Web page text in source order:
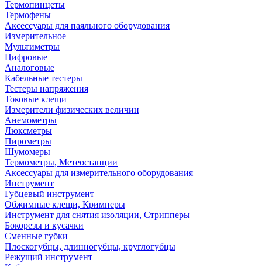
Термопинцеты
Термофены
Аксессуары для паяльного оборудования
Измерительное
Мультиметры
Цифровые
Аналоговые
Кабельные тестеры
Тестеры напряжения
Токовые клещи
Измерители физических величин
Анемометры
Люксметры
Пирометры
Шумомеры
Термометры, Метеостанции
Аксессуары для измерительного оборудования
Инструмент
Губцевый инструмент
Обжимные клещи, Кримперы
Инструмент для снятия изоляции, Стрипперы
Бокорезы и кусачки
Сменные губки
Плоскогубцы, длинногубцы, круглогубцы
Режущий инструмент